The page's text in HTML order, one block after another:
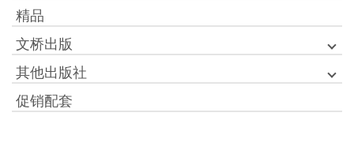
精品
文桥出版
其他出版社
促销配套